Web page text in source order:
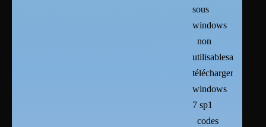
sous
windows
non
utilisablesarchives
télécharger
windows
7 sp1
codes